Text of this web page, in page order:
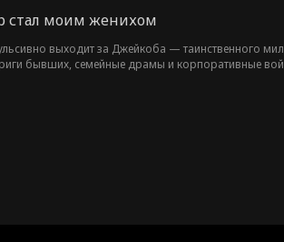
стал моим женихом
выходит за Джейкоба — таинственного
бывших, семейные драмы и корпоративные